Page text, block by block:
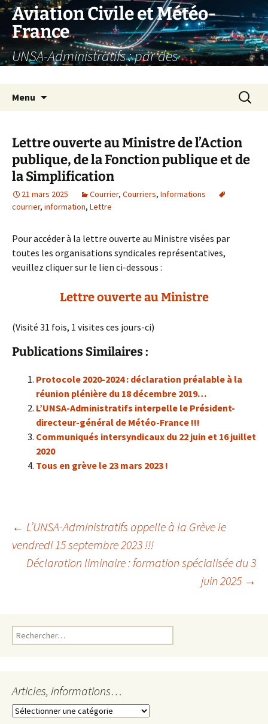
Aller
contenu
Aviation Civile et Météo-
France
UNSA-Administratifs : par des
Menu
Lettre ouverte au Ministre de l’Action
publique, de la Fonction publique et de
la Simplification
21 mars 2025 Courrier, Courriers, Informations
courrier, information, Lettre
Pour accéder à la lettre ouverte au Ministre visées par
toutes les organisations syndicales représentatives,
veuillez cliquer sur le lien ci-dessous :
Lettre ouverte au Ministre
(Visité 31 fois, 1 visites ces jours-ci)
Publications Similaires :
Protocole 2020-2024 : déclaration préalable à la
réunion plénière du 18 décembre 2019…
L’UNSA-Administratifs interpelle le Président-
directeur-général de Météo-France !!!
Communiqués intersyndicaux du 22 juin et 16 juillet
2020
Tous en grève le 23 mars 2023 !
Navigation
des
← L’UNSA-Administratifs appelle à la Grève le
vendredi 15 septembre 2023 !!!
Déclaration liminaire : formation spécialisée du 3
juin 2025 →
Rechercher :
Articles, informations…
Articles,